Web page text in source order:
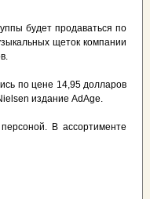
будет продаваться по
щеток компании
по цене 14,95 долларов
издание AdAge.
В ассортименте